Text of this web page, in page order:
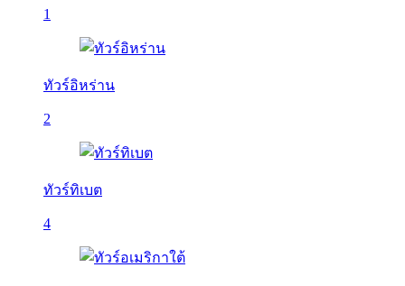
1
ทัวร์อิหร่าน
2
ทัวร์ทิเบต
4